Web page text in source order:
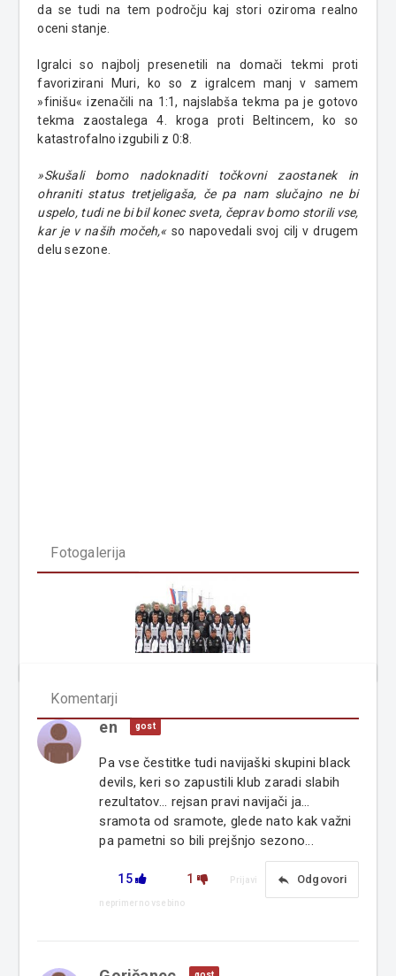
da se tudi na tem področju kaj stori oziroma realno
oceni stanje.
Igralci so najbolj presenetili na domači tekmi proti
favorizirani Muri, ko so z igralcem manj v samem
»finišu« izenačili na 1:1, najslabša tekma pa je gotovo
tekma zaostalega 4. kroga proti Beltincem, ko so
katastrofalno izgubili z 0:8.
»Skušali bomo nadoknaditi točkovni zaostanek in
ohraniti status tretjeligaša, če pa nam slučajno ne bi
uspelo, tudi ne bi bil konec sveta, čeprav bomo storili vse,
kar je v naših močeh,« so napovedali svoj cilj v drugem
delu sezone.
Fotogalerija
Komentarji
en gost
Pa vse čestitke tudi navijaški skupini black
devils, keri so zapustili klub zaradi slabih
rezultatov... rejsan pravi navijači ja...
sramota od sramote, glede nato kak važni
pa pametni so bili prejšnjo sezono...
15 1 reply Odgovori
Prijavi
neprimerno vsebino